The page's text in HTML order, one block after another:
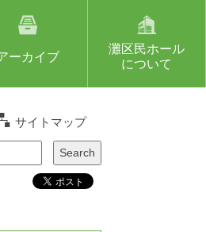
ーカイブ
灘区民ホール
について
サイトマップ